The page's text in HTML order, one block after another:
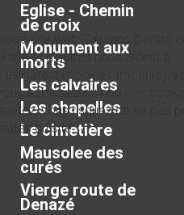
Eglise - Chemin
de croix
Monument aux
morts
Les calvaires
Les chapelles
Le cimetière
Mausolee des
curés
Vierge route de
Denazé
site web. Certains d’entre
et d’autres nous aident à
utilisateur (cookies traceurs).
autorisez ou non ces
vous risquez de ne pas
du site.